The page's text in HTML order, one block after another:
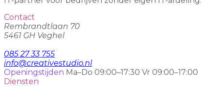
Contact
Rembrandtlaan 70
5461 GH Veghel
085 27 33 755
info@creativestudio.nl
Openingstijden Ma–Do 09:00–17:30 Vr 09:00–17:00
Diensten